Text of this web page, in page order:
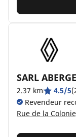
SARL
2.37 km 4.5/5
Revendeur
Rue de la